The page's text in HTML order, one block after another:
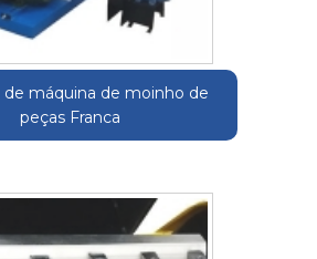
de máquina de moinho de
peças Franca